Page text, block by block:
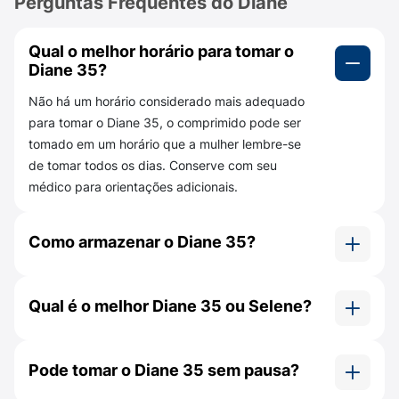
veia da perna, do pulmão ou outras partes do
derrame cerebral;
Com doenças que podem ser sinal de ataque
cardíaco;
Com diabetes mellitus;
Com doença do fígado;
Caso tenha hipersensibilidade a qualquer um
Caso tenha dúvidas se você pode ou não utilizar
melhor opção para você.
Qual o melhor horário para tomar o
Diane 35?
Não há um horário considerado mais adequado
para tomar o Diane 35, o comprimido pode ser
tomado em um horário que a mulher lembre-se
de tomar todos os dias. Conserve com seu
médico para orientações adicionais.
Como armazenar o Diane 35?
(entre 15°C e 30°C), protegido da umidade.
Qual é o melhor Diane 35 ou Selene?
que apresentam as mesmas combinações e
Pode tomar o Diane 35 sem pausa?